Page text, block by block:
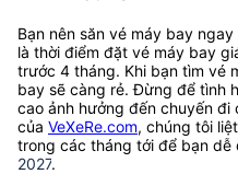
Bạn nên săn vé máy bay
là thời điểm đặt vé máy bay
trước 4 tháng. Khi bạn tìm vé
bay sẽ càng rẻ. Đừng để tình
cao ảnh hưởng đến chuyến đi
của VeXeRe.com, chúng tôi
trong các tháng tới để bạn
2027.